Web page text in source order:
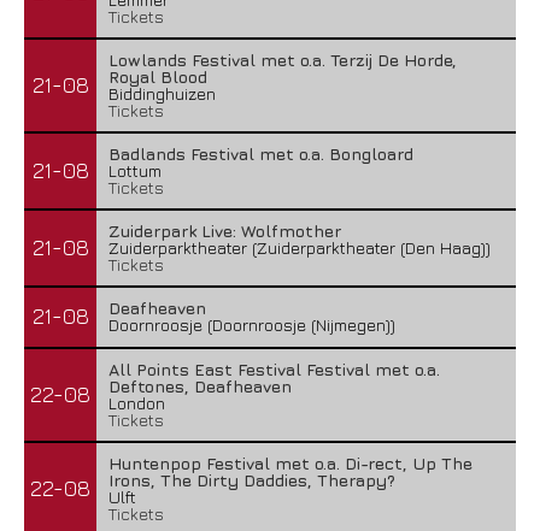
Tickets
21-08
Lowlands Festival met o.a. Terzij De Horde,
Royal Blood
Biddinghuizen
Tickets
21-08
Badlands Festival met o.a. Bongloard
Lottum
Tickets
21-08
Zuiderpark Live: Wolfmother
Zuiderparktheater (Zuiderparktheater (Den Haag))
Tickets
21-08
Deafheaven
Doornroosje (Doornroosje (Nijmegen))
22-08
All Points East Festival Festival met o.a.
Deftones, Deafheaven
London
Tickets
22-08
Huntenpop Festival met o.a. Di-rect, Up The
Irons, The Dirty Daddies, Therapy?
Ulft
Tickets